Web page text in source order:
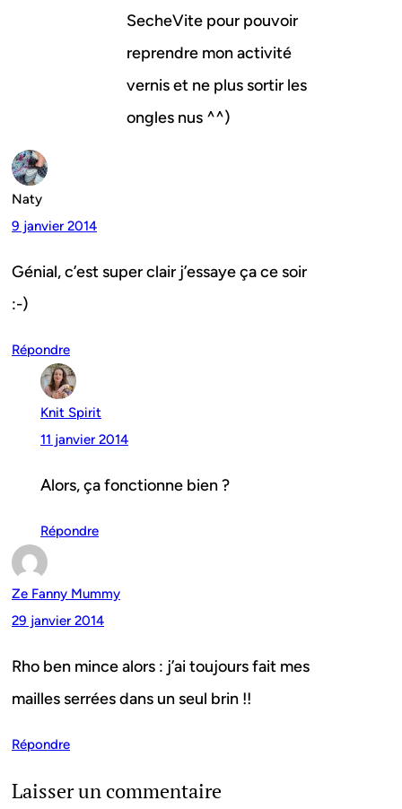
SecheVite pour pouvoir
reprendre mon activité
vernis et ne plus sortir les
ongles nus ^^)
Naty
9 janvier 2014
Génial, c’est super clair j’essaye ça ce soir
:-)
Répondre
Knit Spirit
11 janvier 2014
Alors, ça fonctionne bien ?
Répondre
Ze Fanny Mummy
29 janvier 2014
Rho ben mince alors : j’ai toujours fait mes
mailles serrées dans un seul brin !!
Répondre
Laisser un commentaire